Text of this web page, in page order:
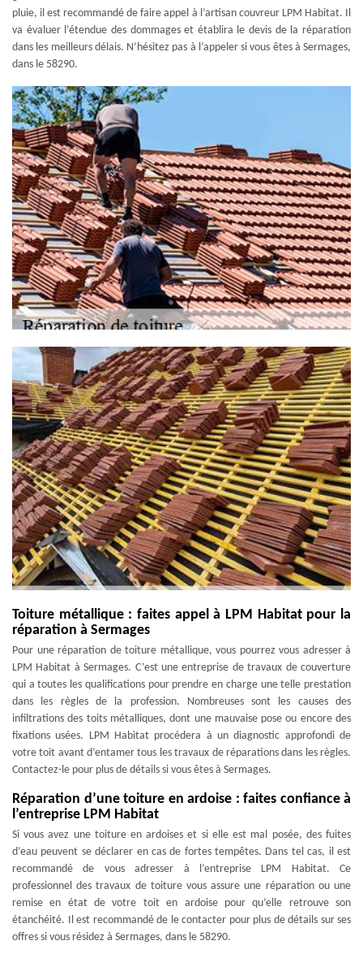
pluie, il est recommandé de faire appel à l’artisan couvreur LPM Habitat. Il
va évaluer l’étendue des dommages et établira le devis de la réparation
dans les meilleurs délais. N’hésitez pas à l’appeler si vous êtes à Sermages,
dans le 58290.
Toiture métallique : faites appel à LPM Habitat pour la
réparation à Sermages
Pour une réparation de toiture métallique, vous pourrez vous adresser à
LPM Habitat à Sermages. C’est une entreprise de travaux de couverture
qui a toutes les qualifications pour prendre en charge une telle prestation
dans les règles de la profession. Nombreuses sont les causes des
infiltrations des toits métalliques, dont une mauvaise pose ou encore des
fixations usées. LPM Habitat procédera à un diagnostic approfondi de
votre toit avant d’entamer tous les travaux de réparations dans les règles.
Contactez-le pour plus de détails si vous êtes à Sermages.
Réparation d’une toiture en ardoise : faites confiance à
l’entreprise LPM Habitat
Si vous avez une toiture en ardoises et si elle est mal posée, des fuites
d’eau peuvent se déclarer en cas de fortes tempêtes. Dans tel cas, il est
recommandé de vous adresser à l’entreprise LPM Habitat. Ce
professionnel des travaux de toiture vous assure une réparation ou une
remise en état de votre toit en ardoise pour qu’elle retrouve son
étanchéité. Il est recommandé de le contacter pour plus de détails sur ses
offres si vous résidez à Sermages, dans le 58290.